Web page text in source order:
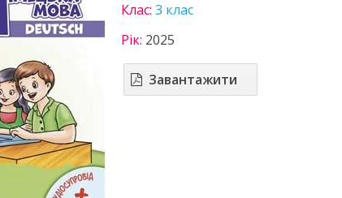
Клас: 3 клас
Рік: 2025
Завантажити